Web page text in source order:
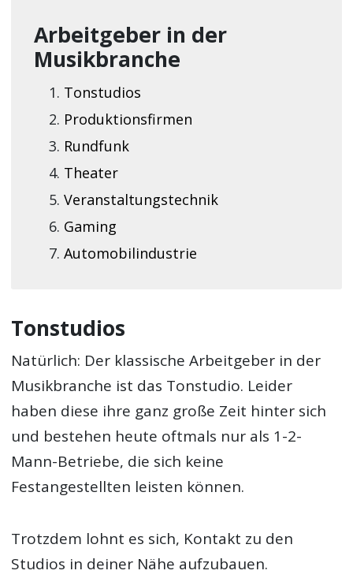
Arbeitgeber in der
Musikbranche
Tonstudios
Produktionsfirmen
Rundfunk
Theater
Veranstaltungstechnik
Gaming
Automobilindustrie
Tonstudios
Natürlich: Der klassische Arbeitgeber in der
Musikbranche ist das Tonstudio. Leider
haben diese ihre ganz große Zeit hinter sich
und bestehen heute oftmals nur als 1-2-
Mann-Betriebe, die sich keine
Festangestellten leisten können.
Trotzdem lohnt es sich, Kontakt zu den
Studios in deiner Nähe aufzubauen.